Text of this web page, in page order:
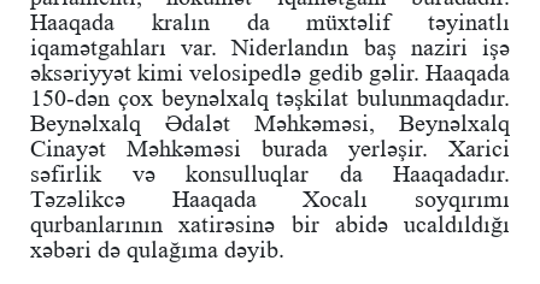
Haaqada kralın da müxtəlif təyinatlı
iqamətgahları var. Niderlandın baş naziri işə
əksəriyyət kimi velosipedlə gedib gəlir. Haaqada
150-dən çox beynəlxalq təşkilat bulunmaqdadır.
Beynəlxalq Ədalət Məhkəməsi, Beynəlxalq
Cinayət Məhkəməsi burada yerləşir. Xarici
səfirlik və konsulluqlar da Haaqadadır.
Təzəlikcə Haaqada Xocalı soyqırımı
qurbanlarının xatirəsinə bir abidə ucaldıldığı
xəbəri də qulağıma dəyib.